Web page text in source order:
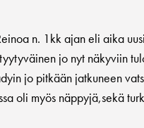
n. 1kk ajan eli aika
jo nyt näkyviin
jo pitkään jatkuneen
oli myös näppyjä,sekä